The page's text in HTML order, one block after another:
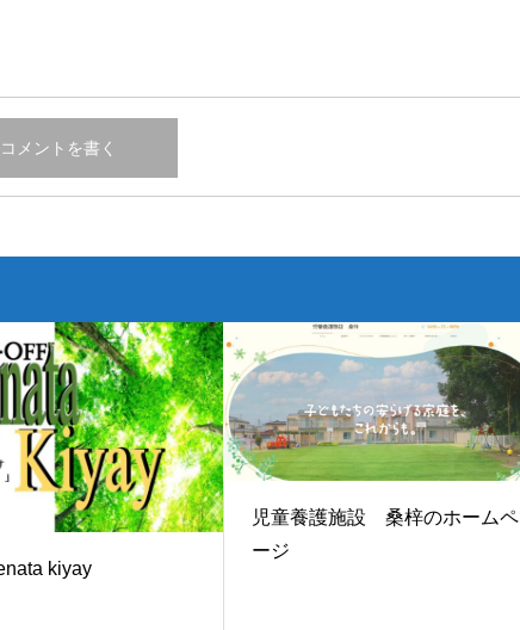
kiyay
児童養護施設 桑梓のホームペ
ージ